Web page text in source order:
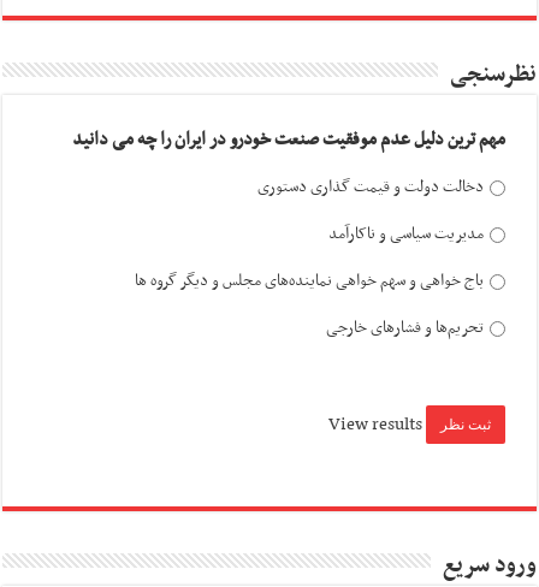
نظرسنجی
مهم ترین دلیل عدم موفقیت صنعت خودرو در ایران را چه می دانید
دخالت دولت و قیمت گذاری دستوری
مدیریت سیاسی و ناکارآمد
باج خواهی و سهم خواهی نماینده‌های مجلس و دیگر گروه ها
تحریم‌ها و فشارهای خارجی
View results
ورود سریع